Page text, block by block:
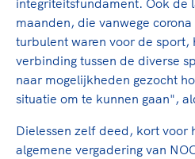
hockeywedstrijd van je
Lees verder
Voor welk gedrag staat de
langs de lijn, in de
En wat mag vooral niet?
hier richting aan en is dus
onderdeel van het
Lees verder
toekomstig kader.
Lees verder
integriteitsfundament. Ook de
maanden, die vanwege
turbulent waren voor de sport,
verbinding tussen de diverse
naar mogelijkheden gezocht
situatie om te kunnen gaan",
Dielessen zelf deed, kort voor
algemene vergadering van